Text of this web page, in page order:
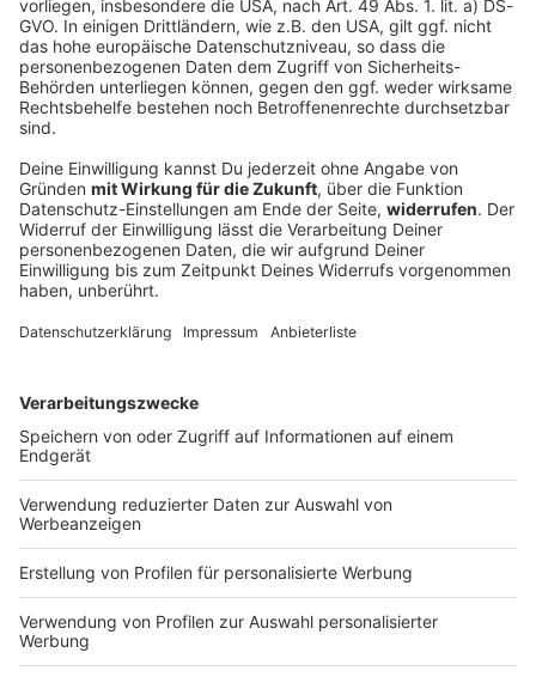
Funkel schwärmt von Klose: «Wahnsinnig gute
Arbeit»
Ein Tabellenziel hat der 1. FC Nürnberg öffentlich
nicht ausgegeben. Geht es nach Trainer-Urgestein
und den Franken ganz nach oben.
DEINE GEMERKTEN ARTIKEL
Du hast dir noch keine Artikel gemerkt
Markiere sie hierfür mit einem